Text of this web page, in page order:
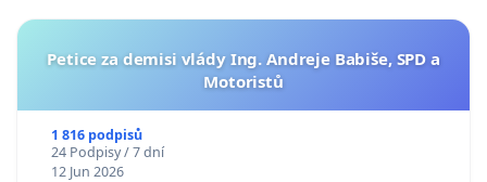
Petice za demisi vlády Ing. Andreje Babiše, SPD a
Motoristů
1 816 podpisů
24 Podpisy / 7 dní
12 Jun 2026